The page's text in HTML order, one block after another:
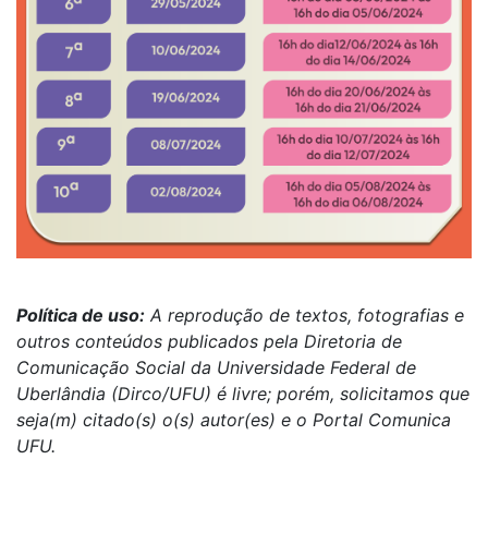
Política de uso: A reprodução de textos, fotografias e
outros conteúdos publicados pela Diretoria de
Comunicação Social da Universidade Federal de
Uberlândia (Dirco/UFU) é livre; porém, solicitamos que
seja(m) citado(s) o(s) autor(es) e o Portal Comunica
UFU.